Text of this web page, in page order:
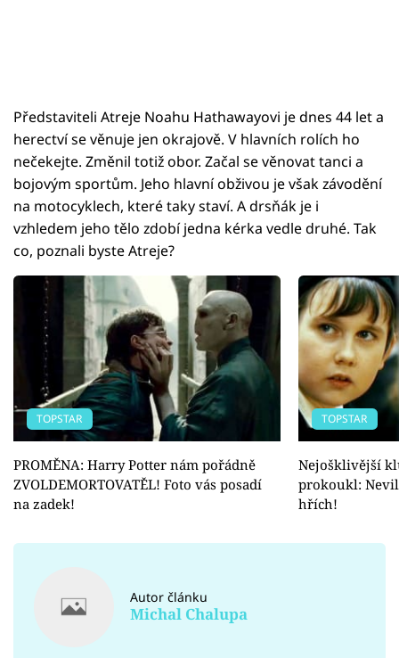
Představiteli Atreje Noahu Hathawayovi je dnes 44 let a
herectví se věnuje jen okrajově. V hlavních rolích ho
nečekejte. Změnil totiž obor. Začal se věnovat tanci a
bojovým sportům. Jeho hlavní obživou je však závodění
na motocyklech, které taky staví. A drsňák je i
vzhledem jeho tělo zdobí jedna kérka vedle druhé. Tak
co, poznali byste Atreje?
TOPSTAR
PROMĚNA: Harry Potter nám pořádně
ZVOLDEMORTOVATĚL! Foto vás posadí
na zadek!
TOPSTAR
Nejošklivější
prokoukl:
hřích!
Autor článku
Michal Chalupa